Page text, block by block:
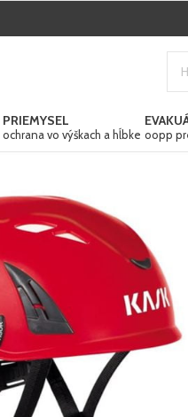
PRIEMYSEL
ochrana vo výškach a hĺbke oopp